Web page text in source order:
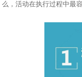
么，活动在执行过程中最